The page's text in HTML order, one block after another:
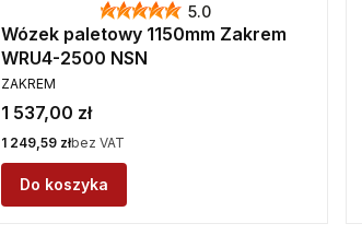
5.0
Wózek paletowy 1150mm Zakrem
WRU4-2500 NSN
PRODUCENT
ZAKREM
Cena
1 537,00 zł
Cena
1 249,59 złbez VAT
Do koszyka